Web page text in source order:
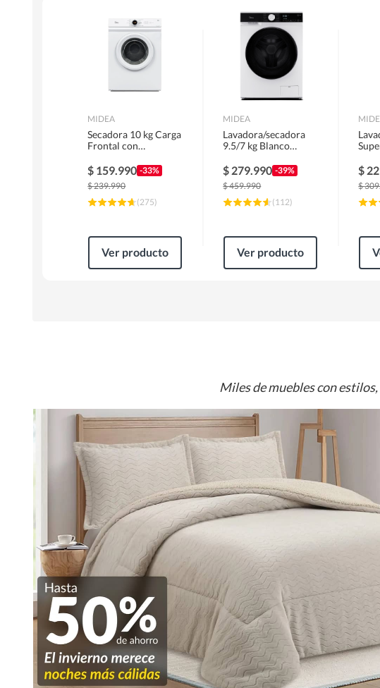
MIDEA
Secadora 10 kg Carga
Frontal con
MD100A100/W2
$ 159.990 -33%
$239.990
(275)
Ver producto
MIDEA
Lavadora/secadora
9.5/7 kg Blanco
$ 279.990 -39%
$459.990
(112)
Ver producto
$
$
Miles de muebles con